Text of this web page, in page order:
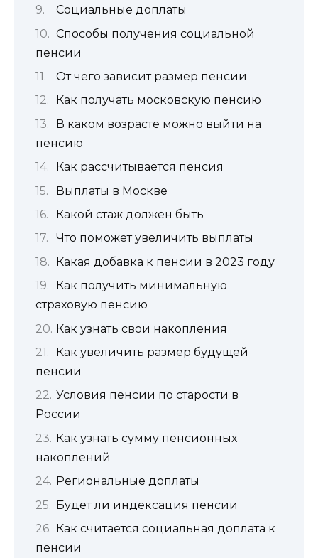
Социальные доплаты
Способы получения социальной
пенсии
От чего зависит размер пенсии
Как получать московскую пенсию
В каком возрасте можно выйти на
пенсию
Как рассчитывается пенсия
Выплаты в Москве
Какой стаж должен быть
Что поможет увеличить выплаты
Какая добавка к пенсии в 2023 году
Как получить минимальную
страховую пенсию
Как узнать свои накопления
Как увеличить размер будущей
пенсии
Условия пенсии по старости в
России
Как узнать сумму пенсионных
накоплений
Региональные доплаты
Будет ли индексация пенсии
Как считается социальная доплата к
пенсии